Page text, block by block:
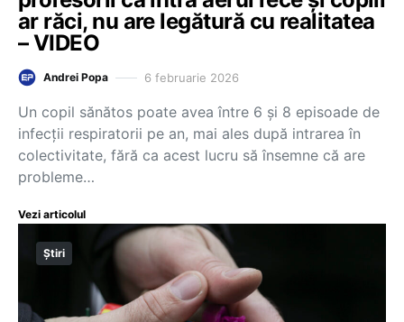
ar răci, nu are legătură cu realitatea
– VIDEO
Andrei Popa 6 februarie 2026
Un copil sănătos poate avea între 6 și 8 episoade de
infecții respiratorii pe an, mai ales după intrarea în
colectivitate, fără ca acest lucru să însemne că are
probleme…
Vezi articolul
Știri